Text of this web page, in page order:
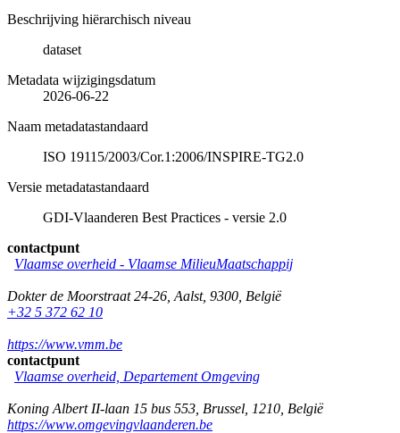
Beschrijving hiërarchisch niveau
dataset
Metadata wijzigingsdatum
2026-06-22
Naam metadatastandaard
ISO 19115/2003/Cor.1:2006/INSPIRE-TG2.0
Versie metadatastandaard
GDI-Vlaanderen Best Practices - versie 2.0
contactpunt
Vlaamse overheid - Vlaamse MilieuMaatschappij
Dokter de Moorstraat 24-26 Aalst, 9300 België
+32 5 372 62 10
https://www.vmm.be
contactpunt
Vlaamse overheid, Departement Omgeving
Koning Albert II-laan 15 bus 553 Brussel 1210 België
https://www.omgevingvlaanderen.be